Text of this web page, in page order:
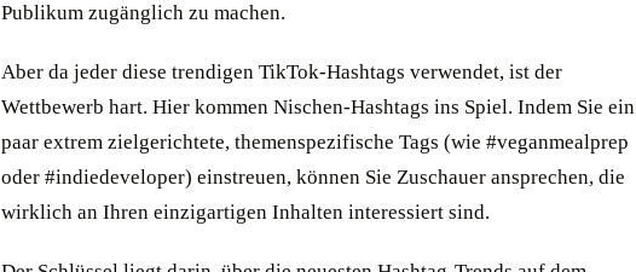
Publikum zugänglich zu machen.
Aber da jeder diese trendigen TikTok-Hashtags verwendet, ist der
Wettbewerb hart. Hier kommen Nischen-Hashtags ins Spiel. Indem Sie ein
paar extrem zielgerichtete, themenspezifische Tags (wie #veganmealprep
oder #indiedeveloper) einstreuen, können Sie Zuschauer ansprechen, die
wirklich an Ihren einzigartigen Inhalten interessiert sind.